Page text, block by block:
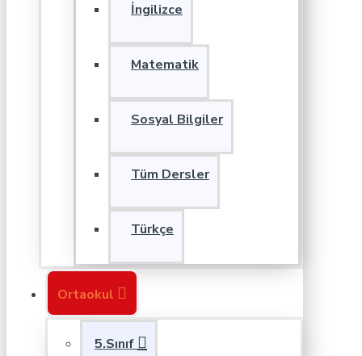
İngilizce
Matematik
Sosyal Bilgiler
Tüm Dersler
Türkçe
Ortaokul
5.Sınıf